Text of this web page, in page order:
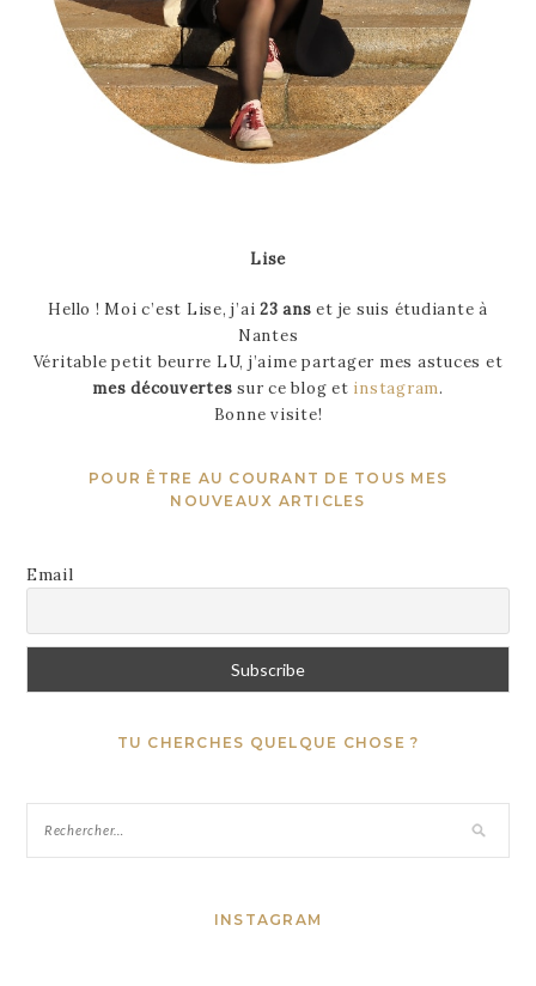
Lise
Hello ! Moi c’est Lise, j’ai 23 anset je suis étudiante à
Nantes
Véritable petit beurre LU, j’aime partager mes astuces et
mes découvertessur ce blog et instagram.
Bonne visite!
POUR ÊTRE AU COURANT DE TOUS MES
NOUVEAUX ARTICLES
Email
TU CHERCHES QUELQUE CHOSE ?
INSTAGRAM